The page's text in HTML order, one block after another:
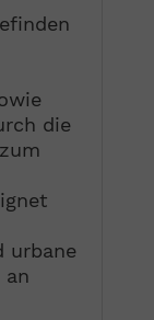
die
urbane
an